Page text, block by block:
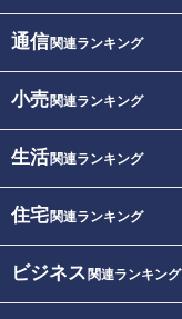
通信関連ランキング
小売関連ランキング
生活関連ランキング
住宅関連ランキング
ビジネス 関連ランキング